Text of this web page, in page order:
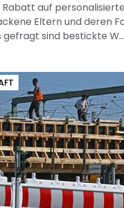
Rabatt auf
Eltern und deren
gefragt sind bestickte W...